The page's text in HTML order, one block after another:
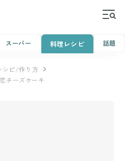
スーパー 料理レシピ 話題
シピ/作り方
チーズケーキ